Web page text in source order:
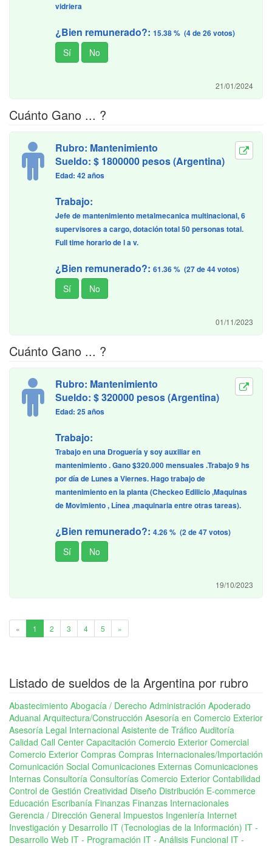
vidriera
¿Bien remunerado?: 15.38 % (4 de 26 votos)
21/01/2024
Cuánto Gano ... ?
Rubro: Mantenimiento
Sueldo: $ 1800000 pesos (Argentina)
Edad: 42 años
Trabajo:
Jefe de mantenimiento metalmecanica multinacional, 6
supervisores a cargo, dotación total 50 personas total.
Full time horario de l a v.
¿Bien remunerado?: 61.36 % (27 de 44 votos)
01/11/2023
Cuánto Gano ... ?
Rubro: Mantenimiento
Sueldo: $ 320000 pesos (Argentina)
Edad: 25 años
Trabajo:
Trabajo en una Droguería y soy auxiliar en
mantenimiento . Gano $320.000 mensuales .Trabajo 9 hs
por día de Lunes a Viernes. Hago trabajo de
mantenimiento en la planta (Checkeo Edilicio ,Maquinas
de Movimiento , Línea ,maquinaria entre otras tareas).
¿Bien remunerado?: 4.26 % (2 de 47 votos)
19/10/2023
« 1 2 3 4 5 »
Listado de sueldos de la Argentina por rubro
Abastecimiento Abogacía / Derecho Administración Apoderado
Aduanal Arquitectura/Construcción Asesoría en Comercio Exterior
Asesoría Legal Internacional Asistente de Tráfico Auditoría
Calidad Call Center Capacitación Comercio Exterior Comercial
Comercio Exterior Compras Compras Internacionales/Importación
Comunicación Social Comunicaciones Externas Comunicaciones
Internas Consultoría Consultorías Comercio Exterior Contabilidad
Control de Gestión Creatividad Diseño Distribución E-commerce
Educación Escribanía Finanzas Finanzas Internacionales
Gerencia / Dirección General Impuestos Ingeniería Internet
Investigación y Desarrollo IT (Tecnologias de la Información) IT -
Desarrollo Web IT - Programación IT - Análisis Funcional IT -